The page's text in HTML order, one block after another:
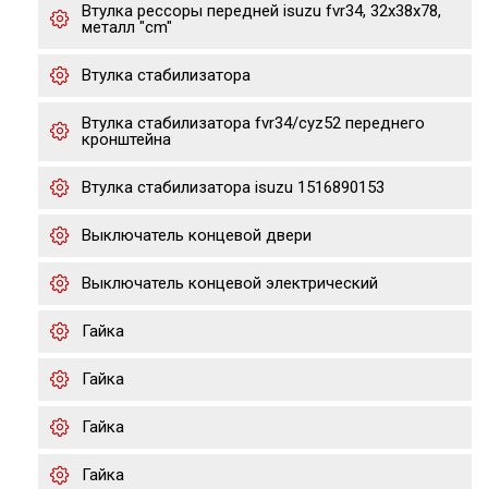
Втулка рессоры передней isuzu fvr34, 32x38x78,
металл "cm"
Втулка стабилизатора
Втулка стабилизатора fvr34/cyz52 переднего
кронштейна
Втулка стабилизатора isuzu 1516890153
Выключатель концевой двери
Выключатель концевой электрический
Гайка
Гайка
Гайка
Гайка